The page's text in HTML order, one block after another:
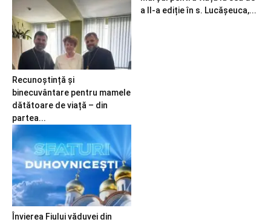
Recunoștință și
binecuvântare pentru mamele
dătătoare de viață – din
partea...
a II-a ediție în s. Lucășeuca,...
Învierea Fiului văduvei din